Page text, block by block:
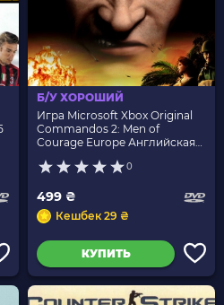
Б/У ХОРОШИЙ
Игра Microsoft Xbox Original
Commandos 2: Men of
Courage Europe Английская
0
499 ₴
Кешбек 29 ₴
КУПИТЬ